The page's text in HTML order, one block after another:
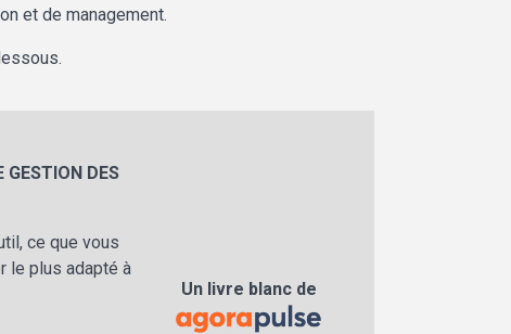
et de management.
GESTION DES
ce que vous
le plus adapté à
Un livre blanc de